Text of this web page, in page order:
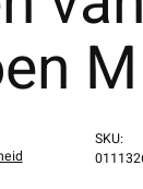
M
SKU: